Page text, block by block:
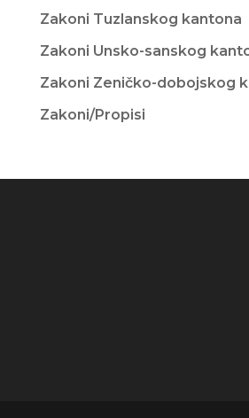
Zakoni Tuzlanskog kantona
Zakoni Unsko-sanskog
Zakoni Zeničko-dobojskog
Zakoni/Propisi